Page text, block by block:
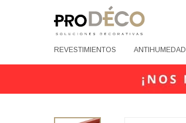
REVESTIMIENTOS ANTIHUMEDAD